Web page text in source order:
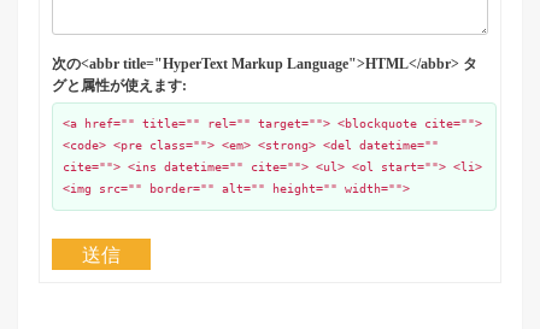
次の<abbr title="HyperText Markup Language">HTML</abbr> タ
グと属性が使えます:
<a href="" title="" rel="" target=""> <blockquote cite="">
<code> <pre class=""> <em> <strong> <del datetime=""
cite=""> <ins datetime="" cite=""> <ul> <ol start=""> <li>
<img src="" border="" alt="" height="" width="">
送信